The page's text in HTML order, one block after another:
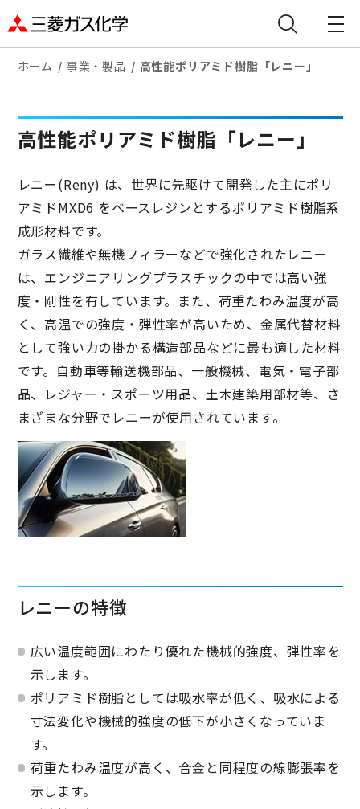
ホーム 事業・製品 高性能ポリアミド樹脂「レニー」
高性能ポリアミド樹脂「レニー」
レニー(Reny) は、世界に先駆けて開発した主にポリ
アミドMXD6 をベースレジンとするポリアミド樹脂系
成形材料です。
ガラス繊維や無機フィラーなどで強化されたレニー
は、エンジニアリングプラスチックの中では高い強
度・剛性を有しています。また、荷重たわみ温度が高
く、高温での強度・弾性率が高いため、金属代替材料
として強い力の掛かる構造部品などに最も適した材料
です。自動車等輸送機部品、一般機械、電気・電子部
品、レジャー・スポーツ用品、土木建築用部材等、さ
まざまな分野でレニーが使用されています。
レニーの特徴
広い温度範囲にわたり優れた機械的強度、弾性率を
示します。
ポリアミド樹脂としては吸水率が低く、吸水による
寸法変化や機械的強度の低下が小さくなっていま
す。
荷重たわみ温度が高く、合金と同程度の線膨張率を
示します。